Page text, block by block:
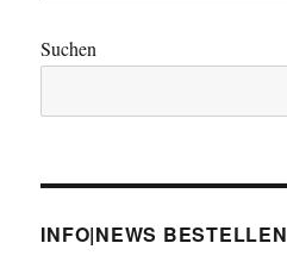
Suchen
INFO|NEWS BESTELLEN